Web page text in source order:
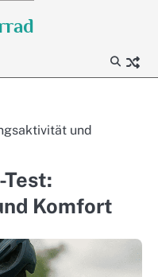
und
Komfort